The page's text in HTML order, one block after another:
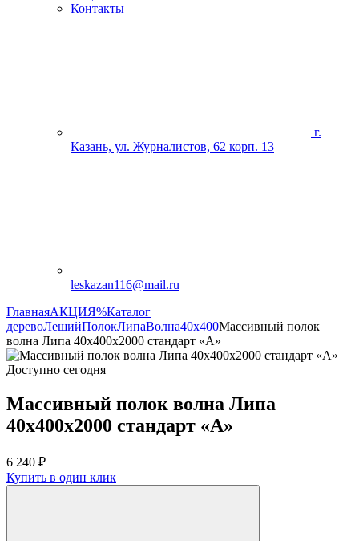
Контакты
г.
Казань, ул. Журналистов, 62 корп. 13
leskazan116@mail.ru
ГлавнаяАКЦИЯ%Каталог
деревоЛешийПолокЛипаВолна40х400Массивный полок
волна Липа 40х400х2000 стандарт «А»
Доступно сегодня
Массивный полок волна Липа
40х400х2000 стандарт «А»
6 240 ₽
Купить в один клик